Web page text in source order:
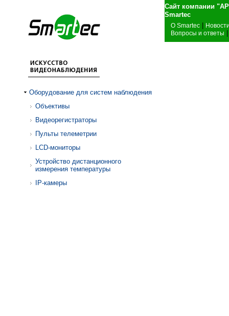
Сайт компании
О Smartec
Вопросы и ответы
Оборудование для систем наблюдения
Объективы
Видеорегистраторы
Пульты телеметрии
LCD-мониторы
Устройство дистанционного
измерения температуры
IP-камеры